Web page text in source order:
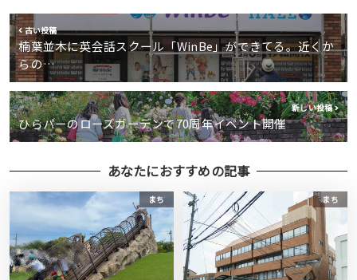
古い投稿
楠葉並木に英会話スクール「WinBe」ができてる。近くか
らの…
新しい投稿
ひらパーのローズガーデンで70周年イベント開催
あなたにおすすめの記事
まち まち